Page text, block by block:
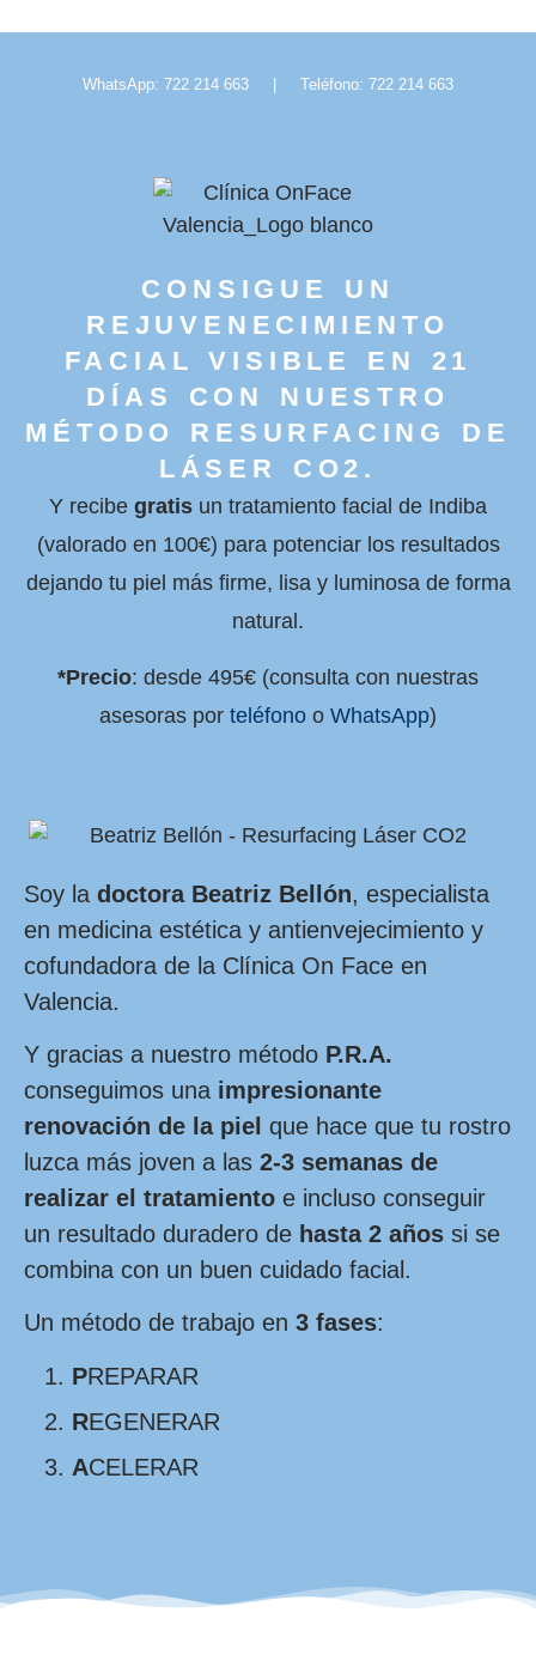
WhatsApp: 722 214 663 Teléfono: 722 214 663
CONSIGUE UN
REJUVENECIMIENTO
FACIAL VISIBLE EN 21
DÍAS CON NUESTRO
MÉTODO RESURFACING DE
LÁSER CO2.
Y recibe gratis un tratamiento facial de Indiba
(valorado en 100€) para potenciar los resultados
dejando tu piel más firme, lisa y luminosa de forma
natural.
*Precio: desde 495€ (consulta con nuestras
asesoras por teléfono o WhatsApp)
Soy la doctora Beatriz Bellón, especialista
en medicina estética y antienvejecimiento y
cofundadora de la Clínica On Face en
Valencia.
Y gracias a nuestro método P.R.A.
conseguimos una impresionante
renovación de la piel que hace que tu rostro
luzca más joven a las 2-3 semanas de
realizar el tratamiento e incluso conseguir
un resultado duradero de hasta 2 años si se
combina con un buen cuidado facial.
Un método de trabajo en 3 fases:
PREPARAR
REGENERAR
ACELERAR